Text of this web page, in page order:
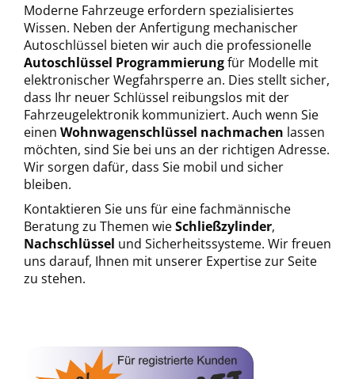
Moderne Fahrzeuge erfordern spezialisiertes
Wissen. Neben der Anfertigung mechanischer
Autoschlüssel Programmierung für Modelle mit
elektronischer Wegfahrsperre an. Dies stellt sicher,
dass Ihr neuer Schlüssel reibungslos mit der
Fahrzeugelektronik kommuniziert. Auch wenn Sie
einen Wohnwagenschlüssel nachmachen lassen
möchten, sind Sie bei uns an der richtigen Adresse.
Wir sorgen dafür, dass Sie mobil und sicher
bleiben.
Kontaktieren Sie uns für eine fachmännische
Beratung zu Themen wie Schließzylinder
Nachschlüssel und Sicherheitssysteme. Wir freuen
uns darauf, Ihnen mit unserer Expertise zur Seite
zu stehen.